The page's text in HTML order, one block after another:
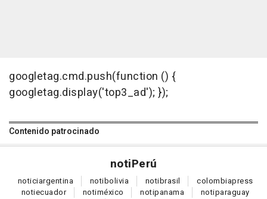
googletag.cmd.push(function () {
googletag.display('top3_ad'); });
Contenido patrocinado
notiPerú
noticiargentina notibolivia notibrasil colombiapress
notiecuador notiméxico notipanama notiparaguay